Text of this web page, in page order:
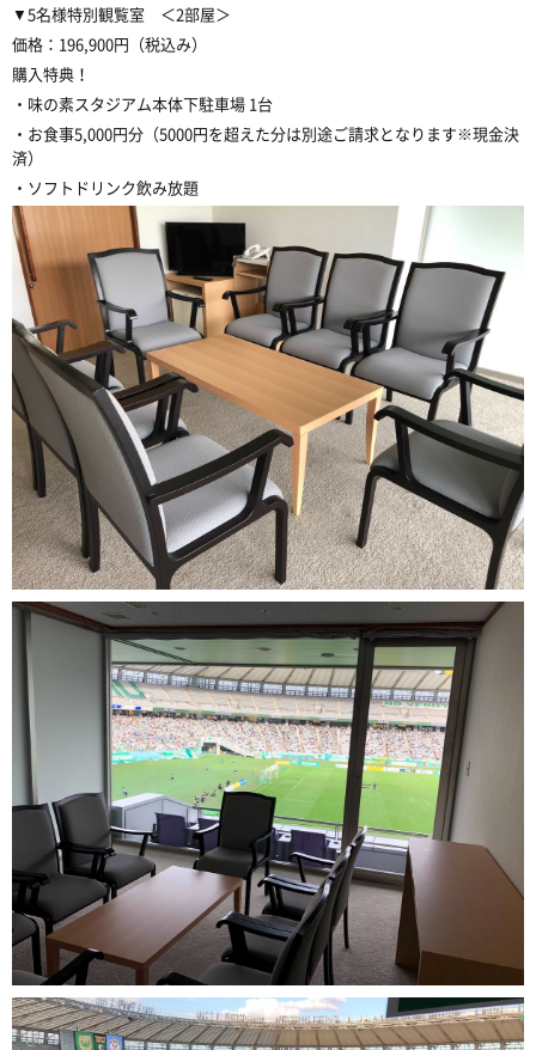
▼5名様特別観覧室 ＜2部屋＞
価格：196,900円（税込み）
購入特典！
・味の素スタジアム本体下駐車場 1台
・お食事5,000円分（5000円を超えた分は別途ご請求となります※現金決
済）
・ソフトドリンク飲み放題